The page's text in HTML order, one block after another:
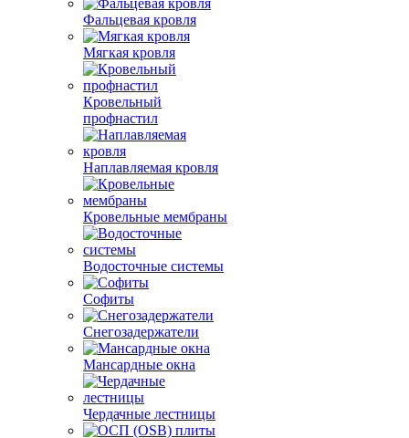
Фальцевая кровля
Мягкая кровля
Кровельный
профнастил
Наплавляемая кровля
Кровельные мембраны
Водосточные системы
Софиты
Снегозадержатели
Мансардные окна
Чердачные лестницы